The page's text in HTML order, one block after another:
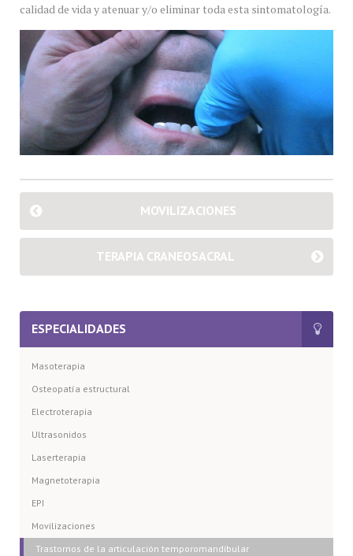
calidad de vida y atenuar y/o eliminar toda esta sintomatología.
MOVILIZACIONES
TERAPIA CRANEOSACRAL
ESPECIALIDADES
Masoterapia
Osteopatía estructural
Electroterapia
Ultrasonidos
Laserterapia
Magnetoterapia
EPI
Movilizaciones
Trastornos de la articulación temporomandibular